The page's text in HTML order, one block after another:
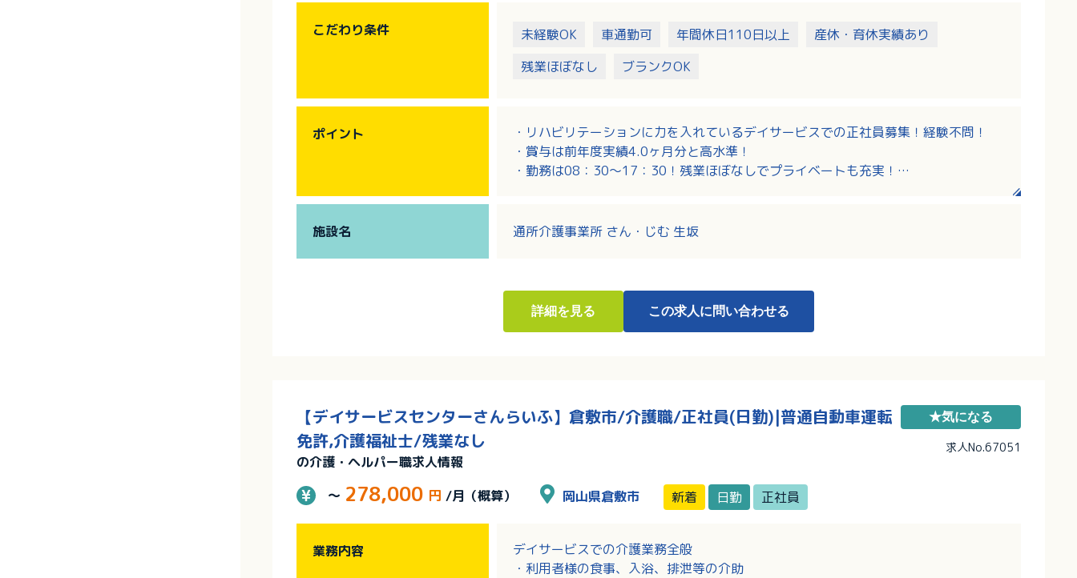
こだわり条件 未経験OK 車通勤可 年間休日110日以上
産休・育休実績あり
残業ほぼなし
ブランクOK
ポイント
・リハビリテーションに力を入れているデイサービスでの正社員募集！経験不問！
・賞与は前年度実績4.0ヶ月分と高水準！
・勤務は08：30～17：30！残業ほぼなしでプライベートも充実！
施設名
通所介護事業所 さん・じむ 生坂
詳細を見る この求人に問い合わせる
【デイサービスセンターさんらいふ】倉敷市/介護職/正社員(日勤)|普通自動車運転
免許,介護福祉士/残業なし
の介護・ヘルパー職求人情報
～ 278,000 円 /月（概算） 岡山県倉敷市 新着 日勤 正社員
★気になる
求人No.67051
業務内容
デイサービスでの介護業務全般
・利用者様の食事、入浴、排泄等の介助